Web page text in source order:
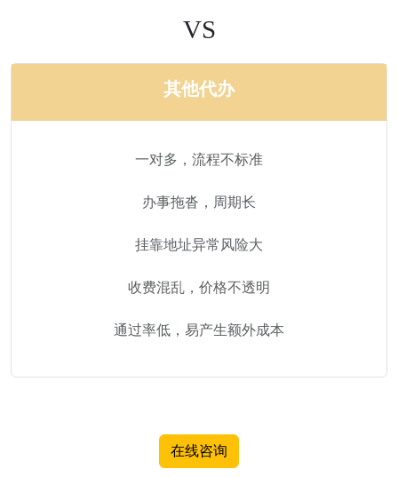
VS
其他代办
一对多，流程不标准
办事拖沓，周期长
挂靠地址异常风险大
收费混乱，价格不透明
通过率低，易产生额外成本
在线咨询